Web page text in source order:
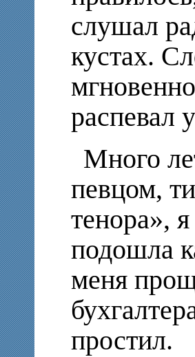
слушал
кустах.
распевал
Много
певцом,
тенора»,
подошла
меня
простил.